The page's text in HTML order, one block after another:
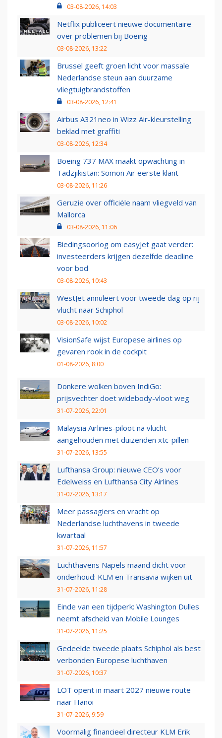
03-08-2026, 14:03
Netflix publiceert nieuwe documentaire
over problemen bij Boeing
03-08-2026, 13:22
Brussel geeft groen licht voor massale
Nederlandse steun aan duurzame
vliegtuigbrandstoffen
03-08-2026, 12:41
Airbus A321neo in Wizz Air-kleurstelling
beklad met graffiti
03-08-2026, 12:34
Boeing 737 MAX maakt opwachting in
Tadzjikistan: Somon Air eerste klant
03-08-2026, 11:26
Geruzie over officiële naam vliegveld van
Mallorca
03-08-2026, 11:06
Biedingsoorlog om easyJet gaat verder:
investeerders krijgen dezelfde deadline
voor bod
03-08-2026, 10:43
WestJet annuleert voor tweede dag op rij
vlucht naar Schiphol
03-08-2026, 10:02
VisionSafe wijst Europese airlines op
gevaren rook in de cockpit
01-08-2026, 8:00
Donkere wolken boven IndiGo:
prijsvechter doet widebody-vloot weg
31-07-2026, 22:01
Malaysia Airlines-piloot na vlucht
aangehouden met duizenden xtc-pillen
31-07-2026, 13:55
Lufthansa Group: nieuwe CEO’s voor
Edelweiss en Lufthansa City Airlines
31-07-2026, 13:17
Meer passagiers en vracht op
Nederlandse luchthavens in tweede
kwartaal
31-07-2026, 11:57
Luchthavens Napels maand dicht voor
onderhoud: KLM en Transavia wijken uit
31-07-2026, 11:28
Einde van een tijdperk: Washington Dulles
neemt afscheid van Mobile Lounges
31-07-2026, 11:25
Gedeelde tweede plaats Schiphol als best
verbonden Europese luchthaven
31-07-2026, 10:37
LOT opent in maart 2027 nieuwe route
naar Hanoi
31-07-2026, 9:59
Voormalig financieel directeur KLM Erik